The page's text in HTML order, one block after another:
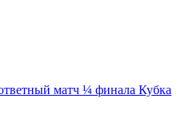
матч ¼ финала Кубка